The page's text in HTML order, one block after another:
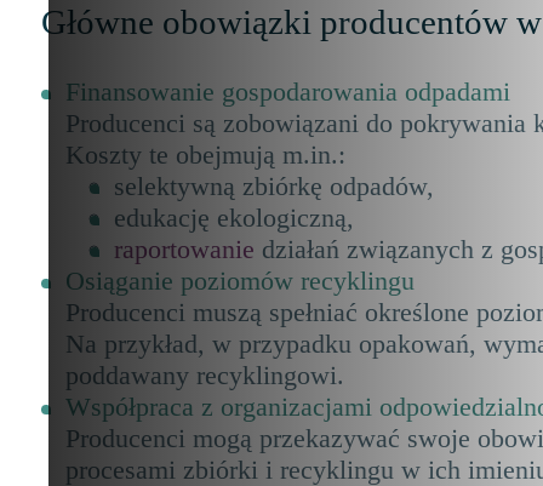
Główne obowiązki producentów
Finansowanie gospodarowania odpadami
Producenci są zobowiązani do
Koszty te obejmują m.in.:
selektywną zbiórkę odpadów,
edukację ekologiczną,
raportowanie działań związanych z
Osiąganie poziomów recyklingu
Producenci muszą spełniać określone
Na przykład, w przypadku opakowań,
poddawany recyklingowi.
Współpraca z organizacjami
Producenci mogą przekazywać swoje
procesami zbiórki i recyklingu w ich